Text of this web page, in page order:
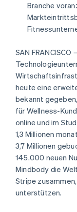
Branche
SAN
heute eine
bekannt
für Wellness-
online und im
1,3 Millionen
3,7 Millionen
145.000 neuen
Mindbody die
Stripe
unterstützen.